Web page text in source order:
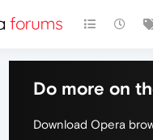
Do more on
Download Opera